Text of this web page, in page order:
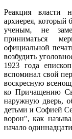
Реакция власти
архиерея, который
ученым, не
приниматься
официальной
возбудить
1923 года
вспоминал свой
воскресную
ко Причащению
наружную дверь,
детьми и Софией
ворон", как
начало